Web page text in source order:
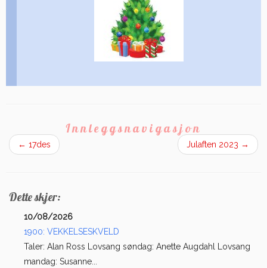
Innleggsnavigasjon
← 17des Julaften 2023 →
Dette skjer:
10/08/2026
1900: VEKKELSESKVELD
Taler: Alan Ross Lovsang søndag: Anette Augdahl Lovsang
mandag: Susanne...